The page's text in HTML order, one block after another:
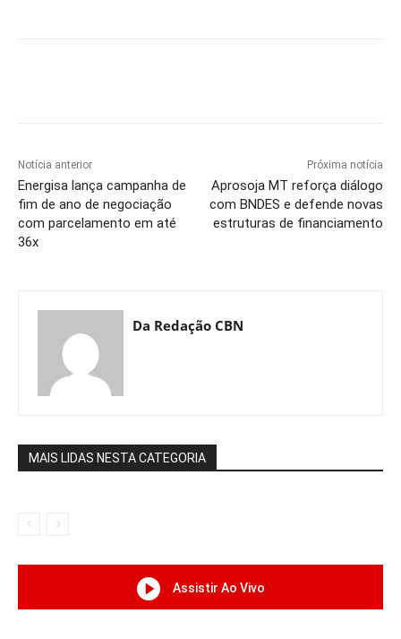
Notícia anterior
Energisa lança campanha de
fim de ano de negociação
com parcelamento em até
36x
Próxima notícia
Aprosoja MT reforça diálogo
com BNDES e defende novas
estruturas de financiamento
Da Redação CBN
MAIS LIDAS NESTA CATEGORIA
Assistir Ao Vivo